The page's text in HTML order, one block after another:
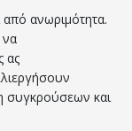
από ανωριμότητα.
να
ας
συγκρούσεων και